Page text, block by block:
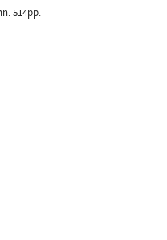
514pp.